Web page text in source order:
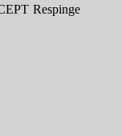
Respinge